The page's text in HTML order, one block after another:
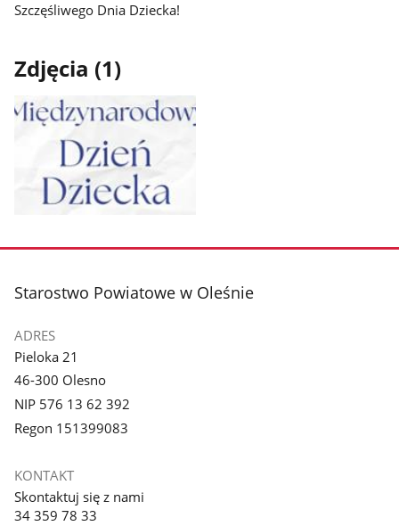
Szczęśliwego Dnia Dziecka!
Zdjęcia (1)
galerii.
stopka
Starostwo Powiatowe w Oleśnie
ADRES
Pieloka 21
46-300 Olesno
NIP 576 13 62 392
Regon 151399083
KONTAKT
Skontaktuj się z nami
34 359 78 33